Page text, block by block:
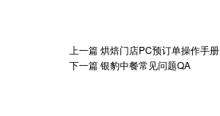
上一篇烘焙门店PC预订单操作手册
下一篇银豹中餐常见问题QA